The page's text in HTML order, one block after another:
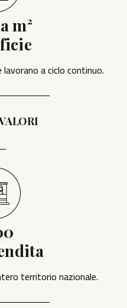
m²
lavorano a ciclo continuo.
territorio nazionale.